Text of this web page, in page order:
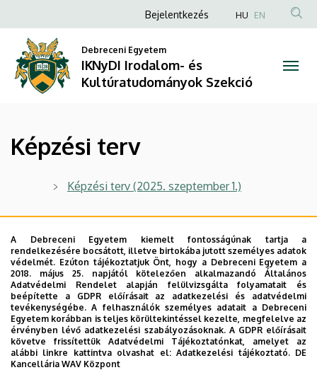
terv
IKNyDI
Irodalom-
és
Kultúratudományok
Szekció
a
tartalomra
Anonim
fiók
menüje
Bejelentkezés HU EN
Debreceni Egyetem
IKNyDI Irodalom- és
Kultúratudományok Szekció
Képzési terv
Képzési terv (2025. szeptember 1.)
ARCHÍVUM
Legutóbbi frissítés: 2026. 01. 27. 02:53
A Debreceni Egyetem kiemelt fontosságúnak tartja a
rendelkezésére bocsátott, illetve birtokába jutott személyes adatok
védelmét. Ezúton tájékoztatjuk Önt, hogy a Debreceni Egyetem a
2018. május 25. napjától kötelezően alkalmazandó Általános
Adatvédelmi Rendelet alapján felülvizsgálta folyamatait és
beépítette a GDPR előírásait az adatkezelési és adatvédelmi
tevékenységébe. A felhasználók személyes adatait a Debreceni
Egyetem korábban is teljes körültekintéssel kezelte, megfelelve az
érvényben lévő adatkezelési szabályozásoknak. A GDPR előírásait
követve frissítettük Adatvédelmi Tájékoztatónkat, amelyet az
alábbi linkre kattintva olvashat el:Adatkezelési tájékoztató. DE
Kancellária WAV Központ